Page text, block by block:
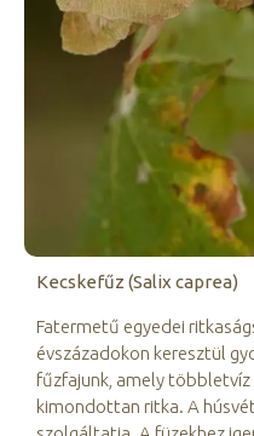
Kecskefűz (Salix caprea)
Fatermetű egyedei
évszázadokon keresztül
fűzfajunk, amely
kimondottan ritka. A